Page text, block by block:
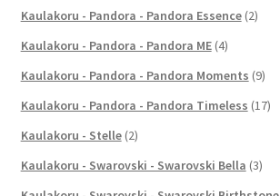
Kaulakoru - Pandora - Pandora Essence (2)
Kaulakoru - Pandora - Pandora ME (4)
Kaulakoru - Pandora - Pandora Moments (9)
Kaulakoru - Pandora - Pandora Timeless (17)
Kaulakoru - Stelle (2)
Kaulakoru - Swarovski - Swarovski Bella (3)